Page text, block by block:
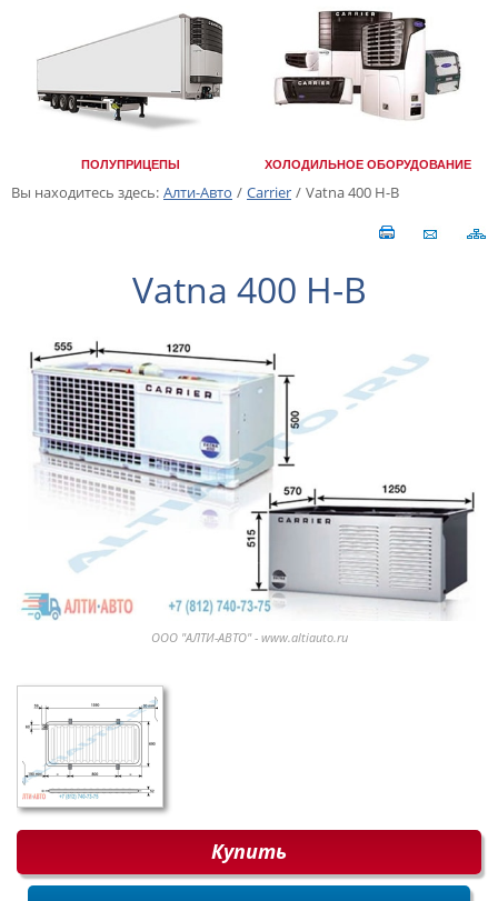
ПОЛУПРИЦЕПЫ ХОЛОДИЛЬНОЕ ОБОРУДОВАНИЕ
Вы находитесь здесь: Алти-Авто / Carrier / Vatna 400 H-B
Vatna 400 H-B
Купить
ООО "АЛТИ-АВТО" - www.altiauto.ru